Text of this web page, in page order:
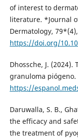
of interest to
literature. *Journal
Dermatology,
https://doi.org/
Dhossche, J.
granuloma
https://
Daruwalla, S. B.,
the efficacy and
the treatment of